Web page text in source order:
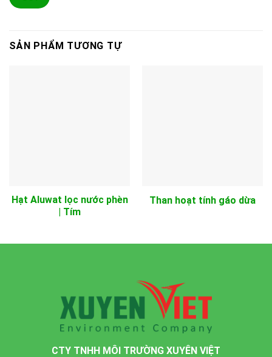
SẢN PHẨM TƯƠNG TỰ
Hạt Aluwat lọc nước phèn
| Tím
Than hoạt tính gáo dừa
CTY TNHH MÔI TRƯỜNG XUYÊN VIỆT